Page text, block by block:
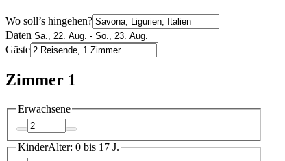
Wo soll’s hingehen?
Daten
Gäste
Zimmer 1
Erwachsene
KinderAlter: 0 bis 17 J.